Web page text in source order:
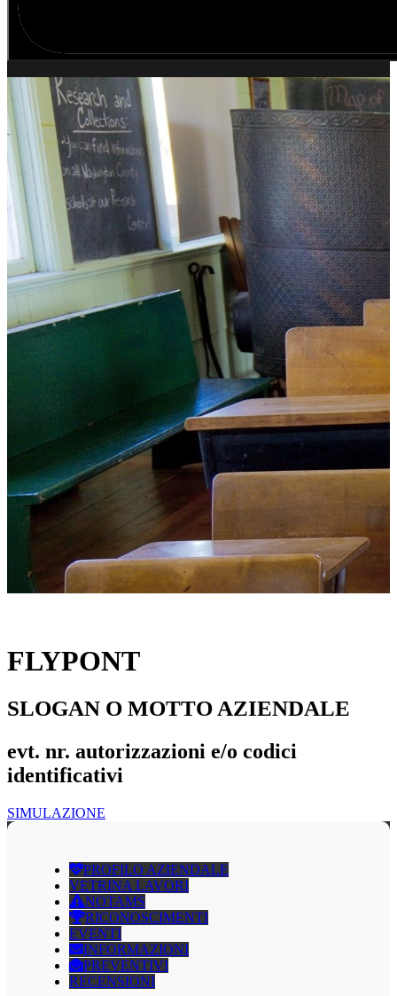
FLYPONT
SLOGAN O MOTTO AZIENDALE
evt. nr. autorizzazioni e/o codici
identificativi
SIMULAZIONE
PROFILO AZIENDALE
VETRINA LAVORI
NOTAMS
RICONOSCIMENTI
EVENTI
INFORMAZIONI
PREVENTIVI
RECENSIONI